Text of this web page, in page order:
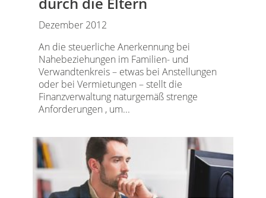
Dezember 2012
An die steuerliche Anerkennung bei
Nahebeziehungen im Familien- und
Verwandtenkreis – etwas bei Anstellungen
oder bei Vermietungen – stellt die
Finanzverwaltung naturgemäß strenge
Anforderungen , um...